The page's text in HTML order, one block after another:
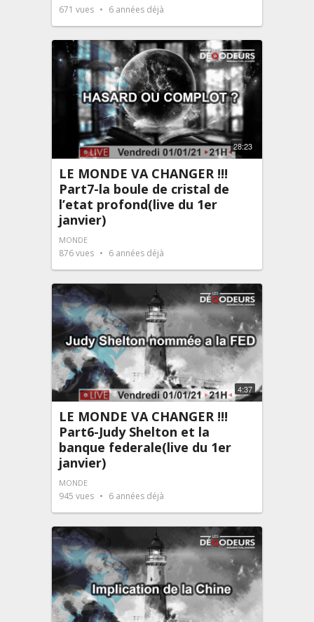
671 vues 6 années déjà
28:23
LE MONDE VA CHANGER !!!
Part7-la boule de cristal de
l’etat profond(live du 1er
janvier)
MONDE
876vues 6 années déjà
4:37
LE MONDE VA CHANGER !!!
Part6-Judy Shelton et la
banque federale(live du 1er
janvier)
MONDE
945 vues 6 années déjà